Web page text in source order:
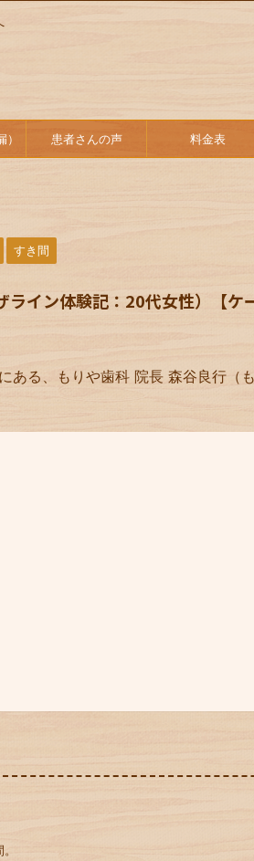
患者さんの声 料金表
すき間
ライン体験記：20代女性）【ケ
ある、もりや歯科 院長 森谷良行（